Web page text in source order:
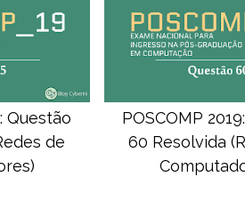
Questão
de
POSCOMP
60 Resolvida